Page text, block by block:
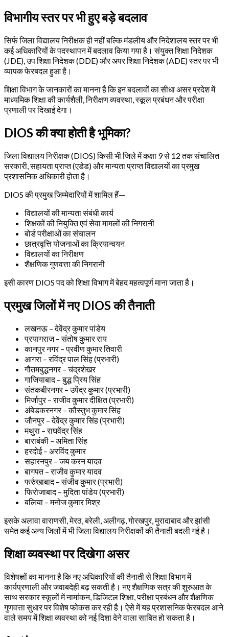
विभागीय स्तर पर भी हुए बड़े बदलाव
सिर्फ जिला विद्यालय निरीक्षक ही नहीं बल्कि मंडलीय और निदेशालय स्तर पर भी
कई अधिकारियों के पदस्थापन में बदलाव किया गया है। संयुक्त शिक्षा निदेशक
(JDE), उप शिक्षा निदेशक (DDE) और अपर शिक्षा निदेशक (ADE) स्तर पर भी
व्यापक फेरबदल हुआ है।
शिक्षा विभाग के जानकारों का मानना है कि इन बदलावों का सीधा असर प्रदेश में
माध्यमिक शिक्षा की कार्यशैली, निरीक्षण व्यवस्था, स्कूल प्रबंधन और परीक्षा
प्रणाली पर दिखाई देगा।
DIOS की क्या होती है भूमिका?
जिला विद्यालय निरीक्षक (DIOS) किसी भी जिले में कक्षा 9 से 12 तक संचालित
सरकारी, सहायता प्राप्त (एडेड) और मान्यता प्राप्त विद्यालयों का प्रमुख
प्रशासनिक अधिकारी होता है।
DIOS की प्रमुख जिम्मेदारियों में शामिल हैं—
विद्यालयों की मान्यता संबंधी कार्य
शिक्षकों की नियुक्ति एवं सेवा मामलों की निगरानी
बोर्ड परीक्षाओं का संचालन
छात्रवृत्ति योजनाओं का क्रियान्वयन
विद्यालयों का निरीक्षण
शैक्षणिक गुणवत्ता की निगरानी
इसी कारण DIOS पद को शिक्षा विभाग में बेहद महत्वपूर्ण माना जाता है।
प्रमुख जिलों में नए DIOS की तैनाती
लखनऊ – देवेंद्र कुमार पांडेय
प्रयागराज – संतोष कुमार राय
कानपुर नगर – प्रवीण कुमार तिवारी
आगरा – रविंद्र पाल सिंह (प्रभारी)
गौतमबुद्धनगर – चंद्रशेखर
गाजियाबाद – बुद्ध प्रिय सिंह
संतकबीरनगर – उपेंद्र कुमार (प्रभारी)
मिर्जापुर – राजीव कुमार दीक्षित (प्रभारी)
अंबेडकरनगर – कौस्तुभ कुमार सिंह
जौनपुर – देवेंद्र कुमार सिंह (प्रभारी)
मथुरा – राघवेंद्र सिंह
बाराबंकी – अमिता सिंह
हरदोई – अरविंद कुमार
सहारनपुर – जय करन यादव
बागपत – राजीव कुमार यादव
फर्रुखाबाद – संजीव कुमार (प्रभारी)
फिरोजाबाद – मुदिता पांडेय (प्रभारी)
बलिया – मनोज कुमार मिश्र
इसके अलावा वाराणसी, मेरठ, बरेली, अलीगढ़, गोरखपुर, मुरादाबाद और झांसी
समेत कई अन्य जिलों में भी जिला विद्यालय निरीक्षकों की तैनाती बदली गई है।
शिक्षा व्यवस्था पर दिखेगा असर
विशेषज्ञों का मानना है कि नए अधिकारियों की तैनाती से शिक्षा विभाग में
कार्यप्रणाली और जवाबदेही बढ़ सकती है। नए शैक्षणिक सत्र की शुरुआत के
साथ सरकार स्कूलों में नामांकन, डिजिटल शिक्षा, परीक्षा प्रबंधन और शैक्षणिक
गुणवत्ता सुधार पर विशेष फोकस कर रही है। ऐसे में यह प्रशासनिक फेरबदल आने
वाले समय में शिक्षा व्यवस्था को नई दिशा देने वाला साबित हो सकता है।